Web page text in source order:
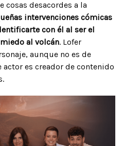
cosas desacordes a la
intervenciones cómicas
con él al ser el
al volcán. Lofer
aunque no es de
actor es creador de contenido